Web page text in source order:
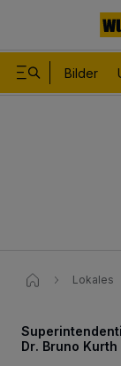
Bilder
Lokales
Dr. Bruno Kurth